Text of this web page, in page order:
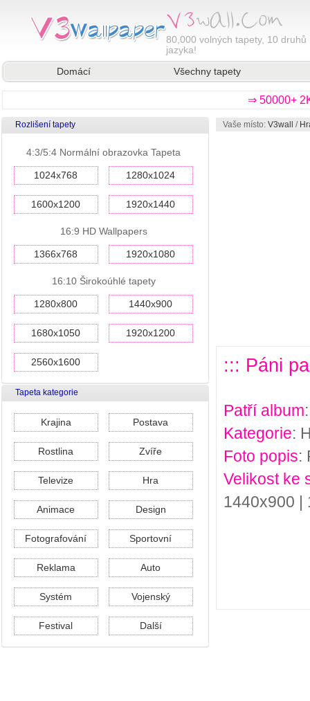
80,000 volných tapety, 10 druhů
jazyka!
Domácí
Všechny tapety
⇒ 50000+
Rozlišení tapety
4:3/5:4 Normální obrazovka Tapeta
1024x768 1280x1024
1600x1200 1920x1440
16:9 HD Wallpapers
1366x768 1920x1080
16:10 Širokoúhlé tapety
1280x800 1440x900
1680x1050 1920x1200
2560x1600
Tapeta kategorie
Krajina Postava
Rostlina Zvíře
Televize Hra
Animace Design
Fotografování Sportovní
Reklama Auto
Systém Vojenský
Festival Další
Vaše místo: V3wall /
::: Páni
Patří album
Kategorie:
Foto popis:
Velikost ke
1440x900 |